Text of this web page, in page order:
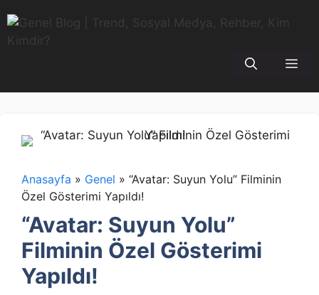
atla
Anasayfa » Genel » “Avatar: Suyun Yolu” Filminin
Özel Gösterimi Yapıldı!
“Avatar: Suyun Yolu”
Filminin Özel Gösterimi
Yapıldı!